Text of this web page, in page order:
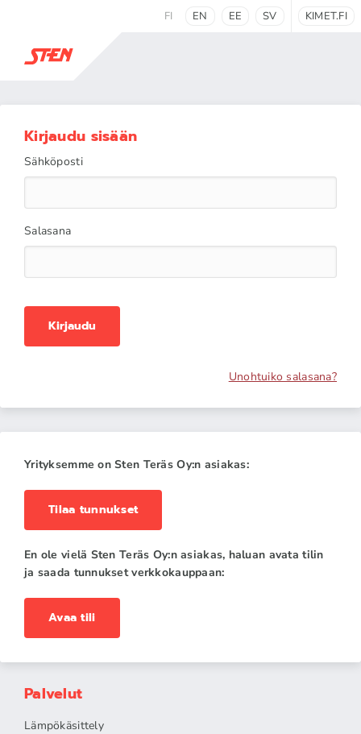
FI EN EE SV KIMET.FI
Kirjaudu sisään
Sähköposti
Salasana
Kirjaudu
Unohtuiko salasana?
Yrityksemme on Sten Teräs Oy:n asiakas:
Tilaa tunnukset
En ole vielä Sten Teräs Oy:n asiakas, haluan avata tilin
ja saada tunnukset verkkokauppaan:
Avaa tili
Palvelut
Lämpökäsittely